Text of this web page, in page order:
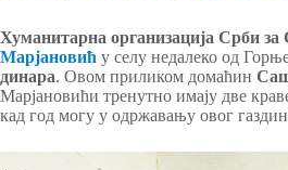
Хуманитарна организација Срби за
Марјановић у селу недалеко од
динара. Овом приликом домаћин
Марјановићи тренутно имају две
кад год могу у одржавању овог